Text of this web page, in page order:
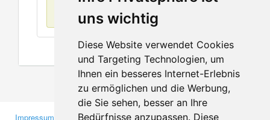
uns wichtig
Diese Website verwendet Cookies
und Targeting Technologien, um
Ihnen ein besseres Internet-Erlebnis
zu ermöglichen und die Werbung,
die Sie sehen, besser an Ihre
Bedürfnisse anzupassen. Diese
Keine Einträge
Impressum
Gewerbetreibende